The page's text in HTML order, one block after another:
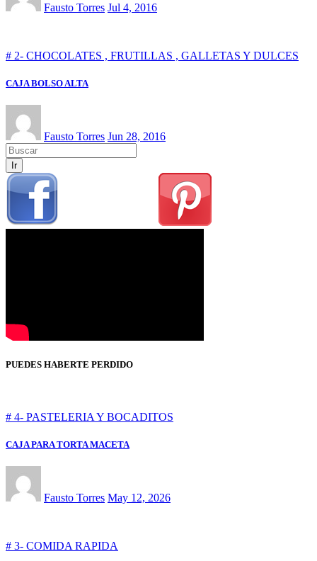
Fausto Torres Jul 4, 2016
# 2- CHOCOLATES , FRUTILLAS , GALLETAS Y DULCES
CAJA BOLSO ALTA
Fausto Torres Jun 28, 2016
Ir
PUEDES HABERTE PERDIDO
# 4- PASTELERIA Y BOCADITOS
CAJA PARA TORTA MACETA
Fausto Torres May 12, 2026
# 3- COMIDA RAPIDA